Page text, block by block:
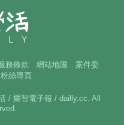
務條款 網站地圖
案件委
絲專頁
/ 樂智電子報 / dailly.cc. All